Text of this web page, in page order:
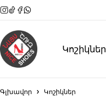
Կոշիկներ
Գլխավոր Կոշիկներ